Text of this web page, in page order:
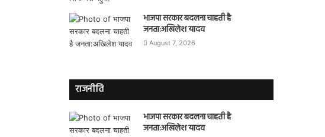
भाजपा सरकार बदलना चाहती है
जनता:अखिलेश यादव
August 7, 2026
राजनीति
भाजपा सरकार बदलना चाहती है
जनता:अखिलेश यादव